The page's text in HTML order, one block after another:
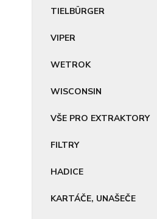
TIELBÜRGER
VIPER
WETROK
WISCONSIN
VŠE PRO EXTRAKTORY
FILTRY
HADICE
KARTÁČE, UNAŠEČE